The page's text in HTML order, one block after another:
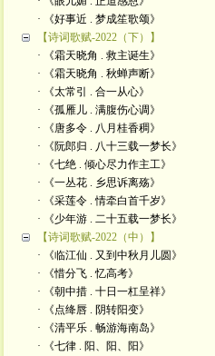
· 《好事近 . 梦成笙歌颂》
【诗词歌赋-2022（下）】
· 《霜天晓角 . 救主诞生》
· 《霜天晓角 . 秋蝉声断》
· 《太常引 . 合一从心》
· 《孤雁儿 . 满腹伤心调》
· 《唐多令 . 八月桂香稠》
· 《阮郎归 . 八十三载一梦长》
· 《七绝 . 倾心尽力作主工》
· 《一丛花 . 乡思诉离殇》
· 《采莲令 . 情牵白首千岁》
· 《少年游 . 二十五载一梦长》
【诗词歌赋-2022（中）】
· 《临江仙 . 又到中秋月儿圆》
· 《惜分飞 . 忆高考》
· 《朝中措 . 十日一杠呈祥》
· 《点绛唇 . 阴转阳变》
· 《清平乐 . 畅游海南岛》
· 《七律 . 阳、阳、阳》